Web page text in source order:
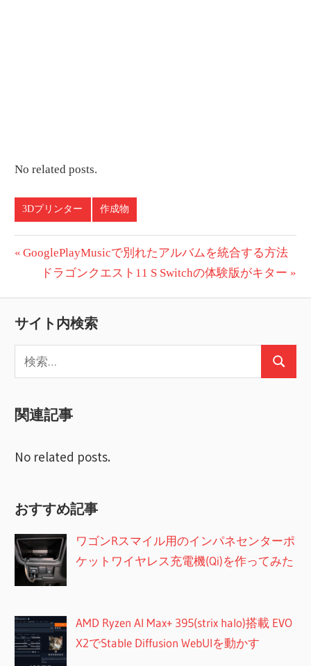
No related posts.
3Dプリンター 作成物
投
ビ
ゲ
シ
前
GooglePlayMusicで別れたアルバムを統合する方法
次
稿:
ドラゴンクエスト11 S Switchの体験版がキター
サイト内検索
索:
検
関連記事
No related posts.
おすすめ記事
ワゴンRスマイル用のインパネセンターポ
ケットワイヤレス充電機(Qi)を作ってみた
AMD Ryzen AI Max+ 395(strix halo)搭載 EVO
X2でStable Diffusion WebUIを動かす